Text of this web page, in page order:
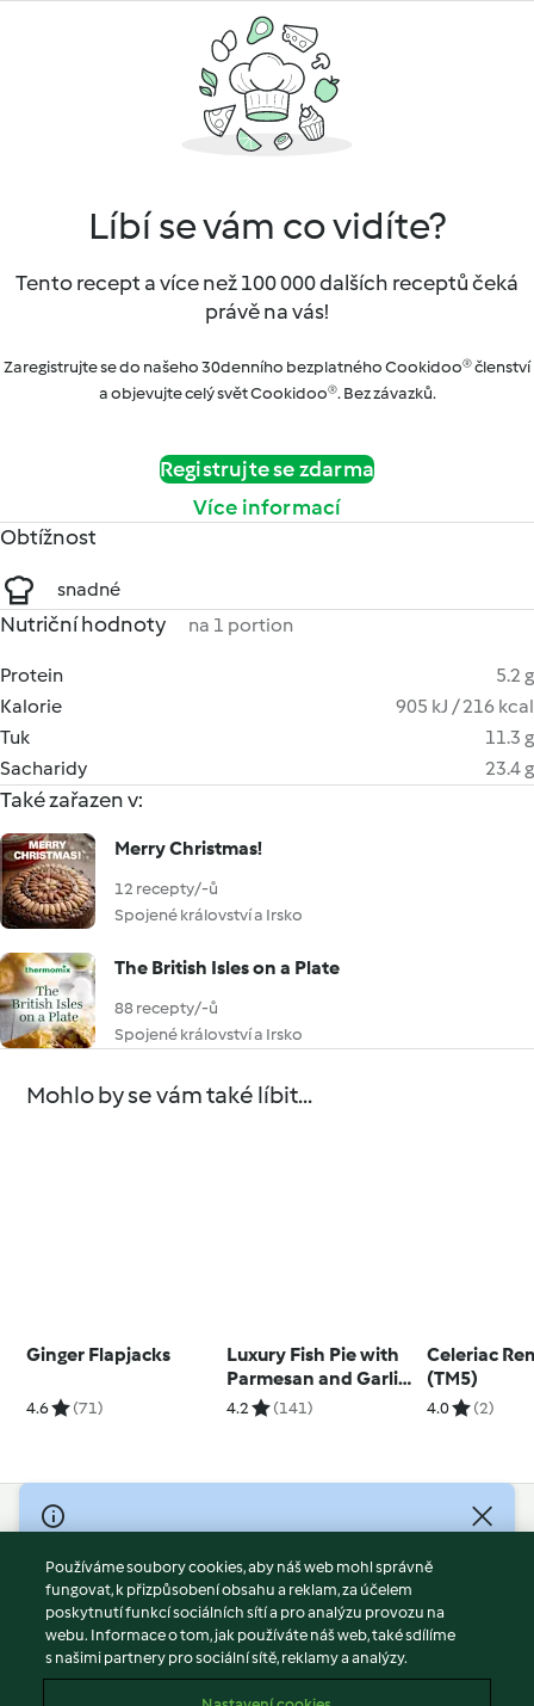
Líbí se vám co vidíte?
Tento recept a více než 100 000 dalších receptů čeká
právě na vás!
Zaregistrujte se do našeho 30denního bezplatného Cookidoo® členství
a objevujte celý svět Cookidoo®. Bez závazků.
Registrujte se zdarma
Více informací
Obtížnost
snadné
Nutriční hodnoty na 1 portion
Protein
5.2 g
Kalorie
905 kJ / 216 kcal
Tuk
11.3 g
Sacharidy
23.4 g
Také zařazen v:
Merry Christmas!
12 recepty/-ů
Spojené království a Irsko
The British Isles on a Plate
88 recepty/-ů
Spojené království a Irsko
Mohlo by se vám také líbit...
Ginger Flapjacks
4.6 (71)
Luxury Fish Pie with
Parmesan and Garlic
Sweet Potato Mash
4.2 (141)
Celeriac
(TM5)
4.0 (2)
© Copyright 2026
Podmínky užívání
Zásady ochrany osobních údajů
Vyloučení odpovědnosti
Tiráž
Používáme soubory cookies, aby náš web mohl správně
fungovat, k přizpůsobení obsahu a reklam, za účelem
poskytnutí funkcí sociálních sítí a pro analýzu provozu na
webu. Informace o tom, jak používáte náš web, také sdílíme
s našimi partnery pro sociální sítě, reklamy a analýzy.